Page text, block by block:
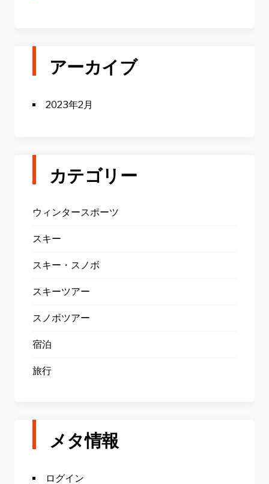
アーカイブ
2023年2月
カテゴリー
ウィンタースポーツ
スキー
スキー・スノボ
スキーツアー
スノボツアー
宿泊
旅行
メタ情報
ログイン